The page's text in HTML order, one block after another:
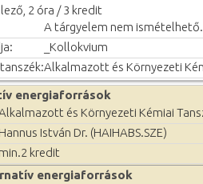
2 óra / 3 kredit
A tárgyelem nem ismételhető.
_Kollokvium
Alkalmazott és Környezeti
energiaforrások
és Környezeti Kémiai
Hannus István Dr. (HAIHABS.SZE)
min.2 kredit
energiaforrások